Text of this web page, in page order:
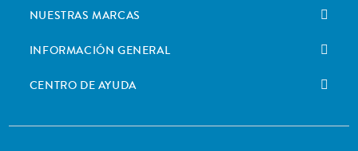
NUESTRAS MARCAS
INFORMACIÓN GENERAL
CENTRO DE AYUDA